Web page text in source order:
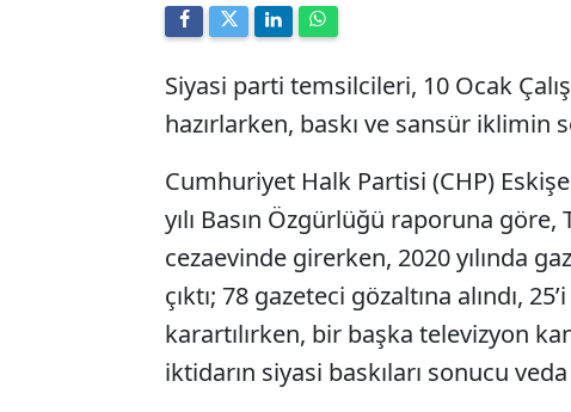
Siyasi parti temsilcileri, 10 Ocak
hazırlarken, baskı ve sansür iklimin
Cumhuriyet Halk Partisi (CHP)
yılı Basın Özgürlüğü raporuna göre,
cezaevinde girerken, 2020 yılında
çıktı; 78 gazeteci gözaltına alındı,
karartılırken, bir başka televizyon
iktidarın siyasi baskıları sonucu